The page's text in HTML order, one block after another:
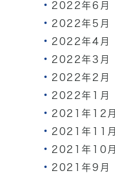
2022年6月
2022年5月
2022年4月
2022年3月
2022年2月
2022年1月
2021年12月
2021年11月
2021年10月
2021年9月